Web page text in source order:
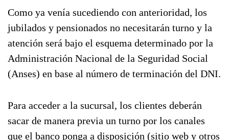
Como ya venía sucediendo con anterioridad, los
jubilados y pensionados no necesitarán turno y la
atención será bajo el esquema determinado por la
Administración Nacional de la Seguridad Social
(Anses) en base al número de terminación del DNI.
Para acceder a la sucursal, los clientes deberán
sacar de manera previa un turno por los canales
que el banco ponga a disposición (sitio web y otros